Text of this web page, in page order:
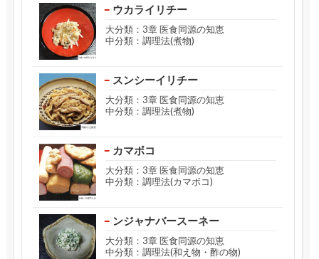
ウカライリチー
大分類：3章 医食同源の知恵
中分類：調理法(煮物)
スンシーイリチー
大分類：3章 医食同源の知恵
中分類：調理法(煮物)
カマボコ
大分類：3章 医食同源の知恵
中分類：調理法(カマボコ)
ンジャナバースーネー
大分類：3章 医食同源の知恵
中分類：調理法(和え物・酢の物)